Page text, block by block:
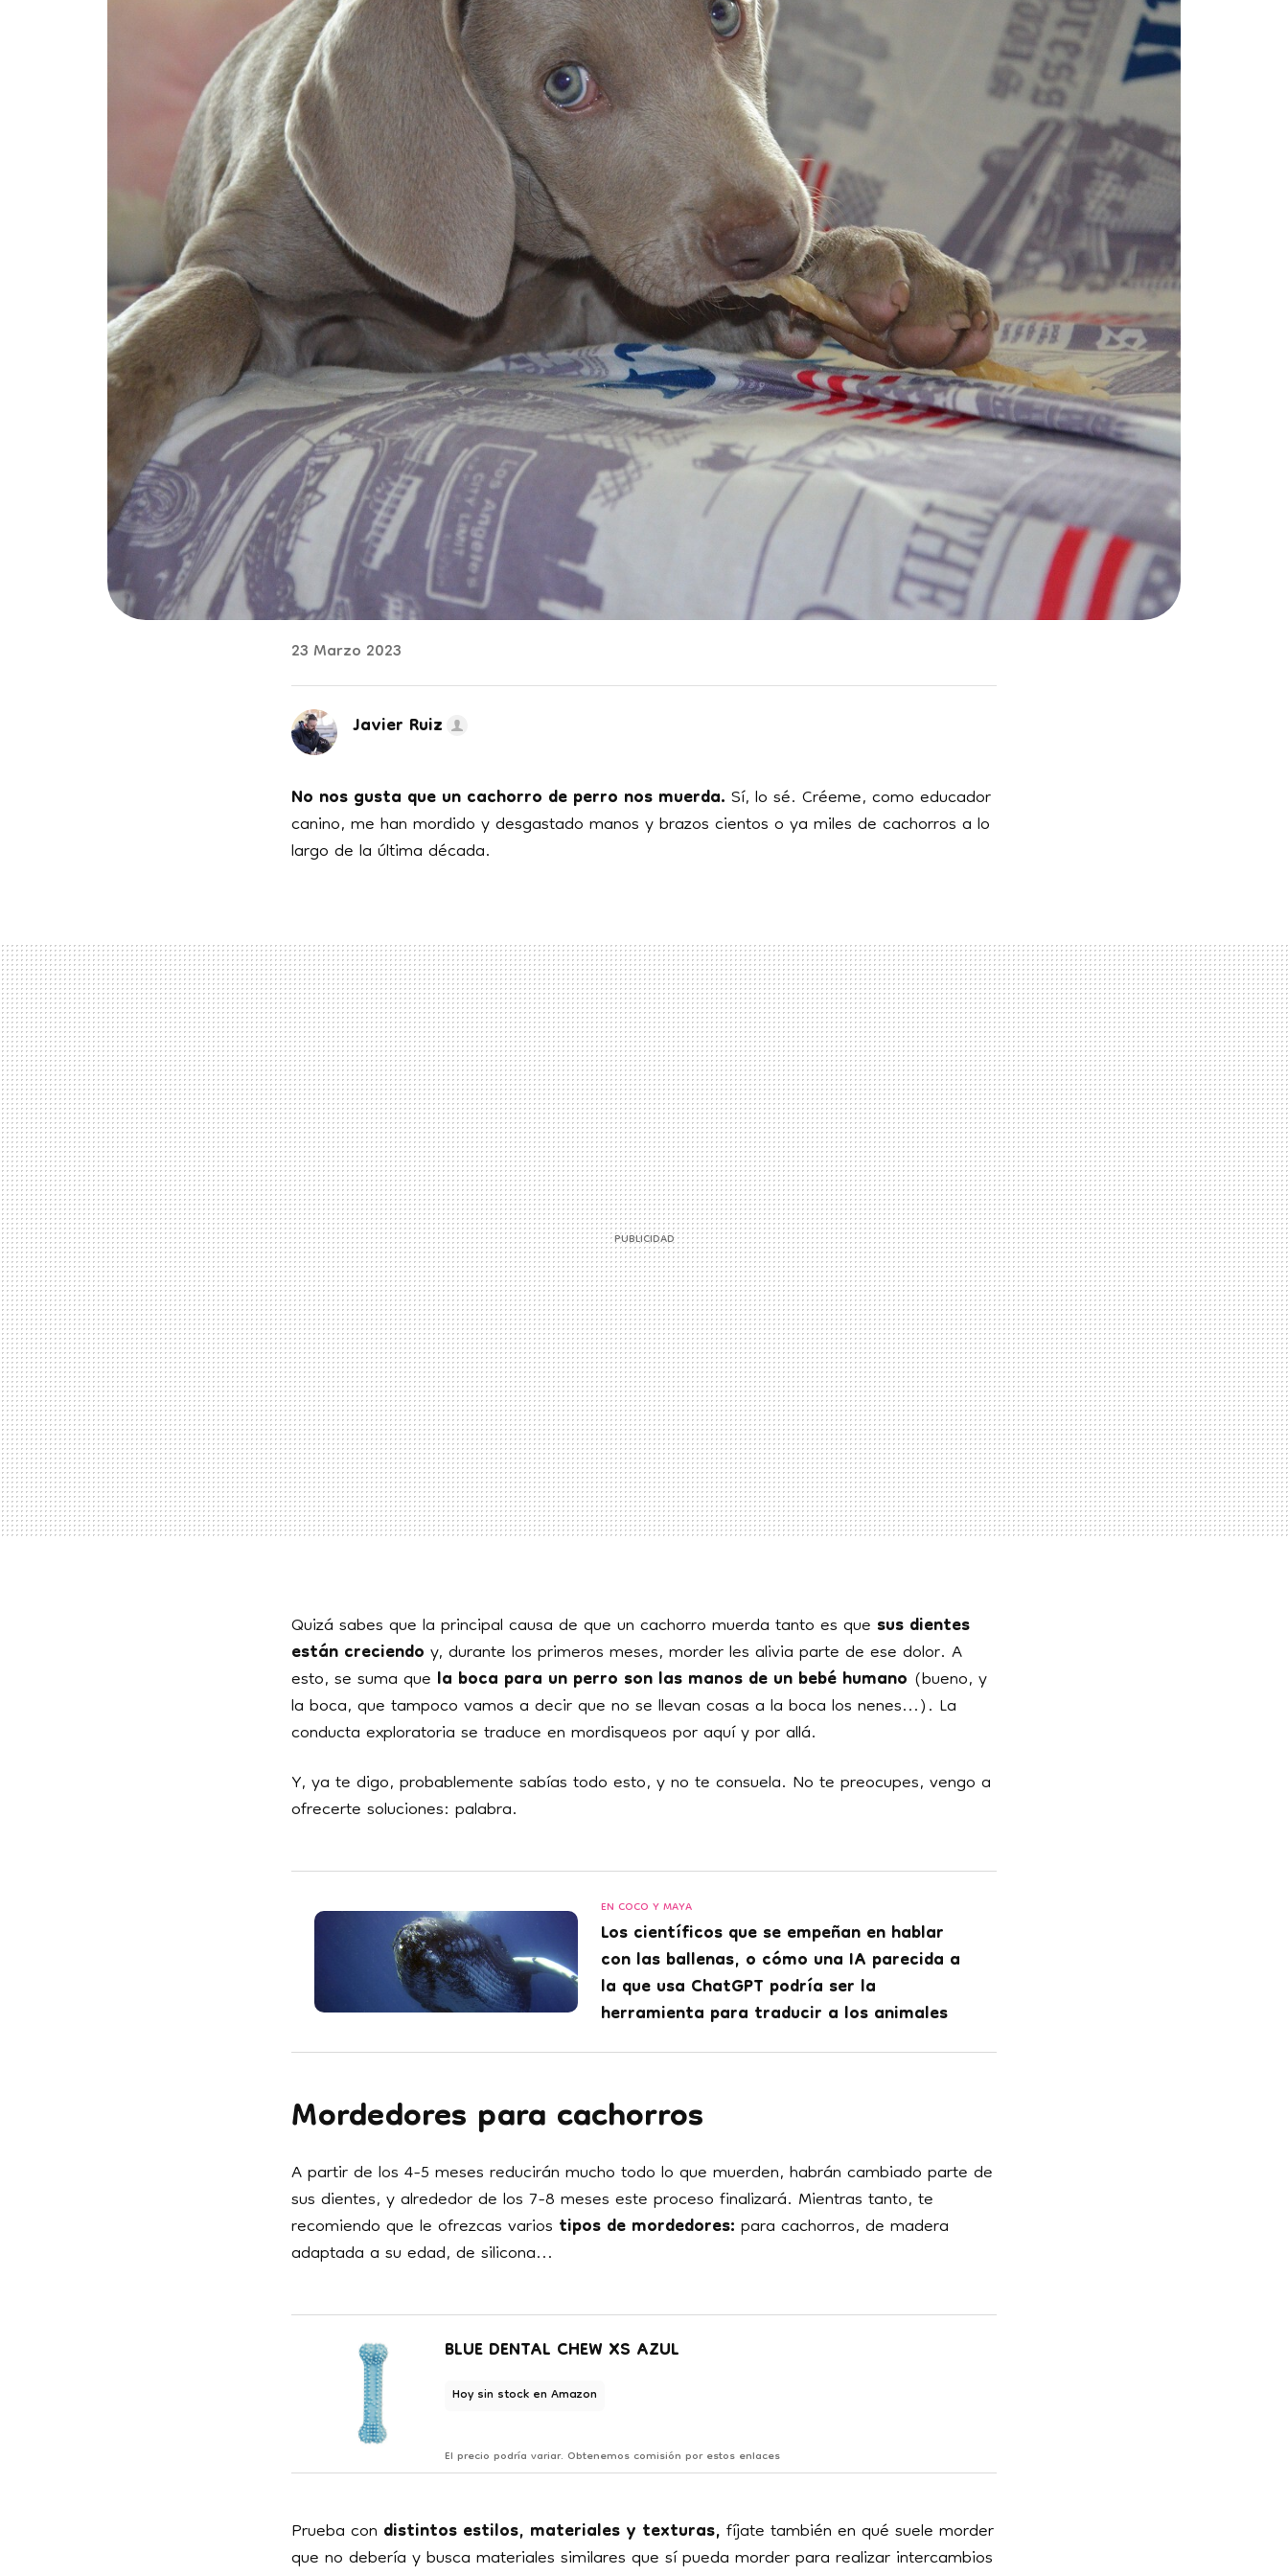
23 Marzo 2023
Javier Ruiz
No nos gusta que un cachorro de perro nos muerda.Sí, lo sé. Créeme, como educador
canino, me han mordido y desgastado manos y brazos cientos o ya miles de cachorros a lo
largo de la última década.
Quizá sabes que la principal causa de que un cachorro muerda tanto es quesus dientes
están creciendoy, durante los primeros meses, morder les alivia parte de ese dolor. A
esto, se suma quela boca para un perro son las manos de un bebé humano (bueno, y
la boca, que tampoco vamos a decir que no se llevan cosas a la boca los nenes...). La
conducta exploratoria se traduce en mordisqueos por aquí y por allá.
Y, ya te digo, probablemente sabías todo esto, y no te consuela. No te preocupes, vengo a
ofrecerte soluciones: palabra.
EN COCO Y MAYA
Los científicos que se empeñan en hablar
con las ballenas, o cómo una IA parecida a
la que usa ChatGPT podría ser la
herramienta para traducir a los animales
Mordedores para cachorros
A partir de los 4-5 meses reducirán mucho todo lo que muerden, habrán cambiado parte de
sus dientes, y alrededor de los 7-8 meses este proceso finalizará. Mientras tanto, te
recomiendo que le ofrezcas variostipos de mordedores:para cachorros, de madera
adaptada a su edad, de silicona...
BLUE DENTAL CHEW XS AZUL
Hoy sin stock en Amazon
El precio podría variar. Obtenemos comisión por estos enlaces
Prueba condistintos estilos, materiales y texturas,fíjate también en qué suele morder
que no debería y busca materiales similares que sí pueda morder para realizar intercambios